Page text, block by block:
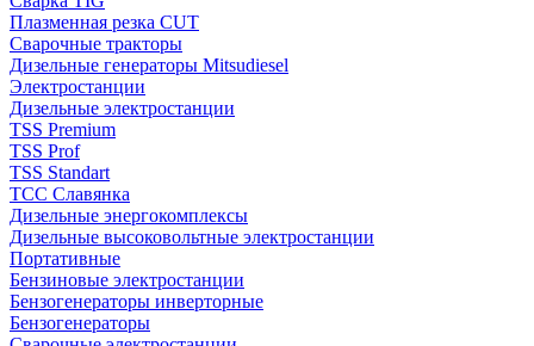
Плазменная резка CUT
Сварочные тракторы
Дизельные генераторы Mitsudiesel
Электростанции
Дизельные электростанции
TSS Premium
TSS Prof
TSS Standart
ТСС Славянка
Дизельные энергокомплексы
Дизельные высоковольтные электростанции
Портативные
Бензиновые электростанции
Бензогенераторы инверторные
Бензогенераторы